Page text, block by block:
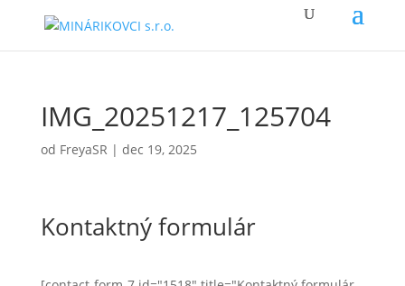
IMG_20251217_125704
od FreyaSR | dec 19, 2025
Kontaktný formulár